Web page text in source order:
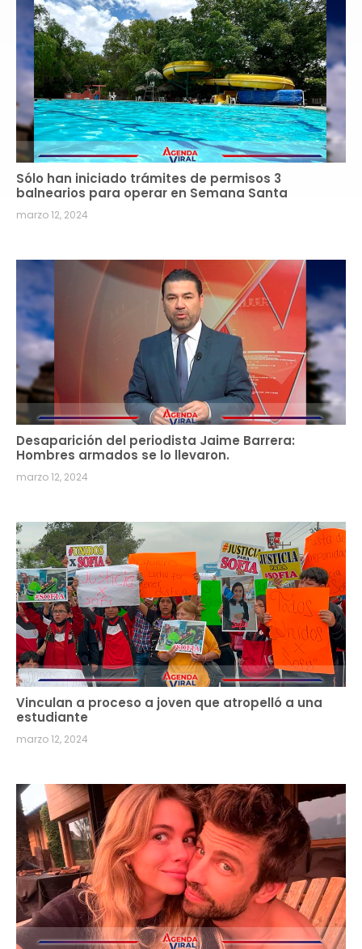
Sólo han iniciado trámites de permisos 3
balnearios para operar en Semana Santa
marzo 12, 2024
Desaparición del periodista Jaime Barrera:
Hombres armados se lo llevaron.
marzo 12, 2024
Vinculan a proceso a joven que atropelló a una
estudiante
marzo 12, 2024